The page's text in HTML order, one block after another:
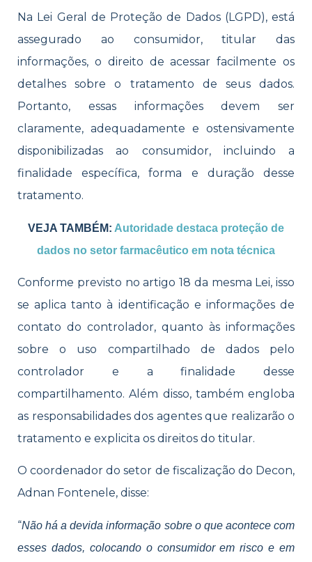
Na Lei Geral de Proteção de Dados (LGPD), está
assegurado ao consumidor, titular das
informações, o direito de acessar facilmente os
detalhes sobre o tratamento de seus dados.
Portanto, essas informações devem ser
claramente, adequadamente e ostensivamente
disponibilizadas ao consumidor, incluindo a
finalidade específica, forma e duração desse
tratamento.
VEJA TAMBÉM: Autoridade destaca proteção de
dados no setor farmacêutico em nota técnica
Conforme previsto no artigo 18 da mesma Lei, isso
se aplica tanto à identificação e informações de
contato do controlador, quanto às informações
sobre o uso compartilhado de dados pelo
controlador e a finalidade desse
compartilhamento. Além disso, também engloba
as responsabilidades dos agentes que realizarão o
tratamento e explicita os direitos do titular.
O coordenador do setor de fiscalização do Decon,
Adnan Fontenele, disse:
“Não há a devida informação sobre o que acontece com
esses dados, colocando o consumidor em risco e em